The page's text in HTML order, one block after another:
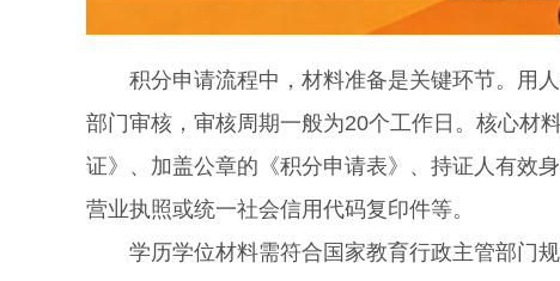
积分申请流程中，材料准备是关键环节。用人
部门审核，审核周期一般为20个工作日。核心材
证》、加盖公章的《积分申请表》、持证人有效
营业执照或统一社会信用代码复印件等。
学历学位材料需符合国家教育行政主管部门规